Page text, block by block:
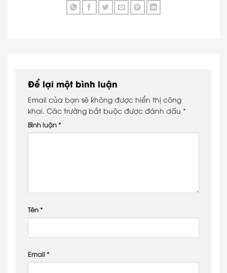
Để lại một bình luận
Email của bạn sẽ không được hiển thị công
khai. Các trường bắt buộc được đánh dấu *
Bình luận *
Tên *
Email *